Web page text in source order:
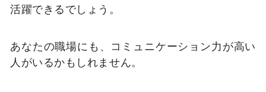
活躍できるでしょう。
あなたの職場にも、コミュニケーション力が高い
人がいるかもしれません。